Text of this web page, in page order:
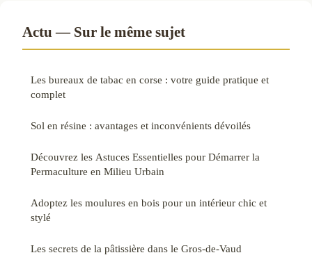
Actu — Sur le même sujet
Les bureaux de tabac en corse : votre guide pratique et
complet
Sol en résine : avantages et inconvénients dévoilés
Découvrez les Astuces Essentielles pour Démarrer la
Permaculture en Milieu Urbain
Adoptez les moulures en bois pour un intérieur chic et
stylé
Les secrets de la pâtissière dans le Gros-de-Vaud